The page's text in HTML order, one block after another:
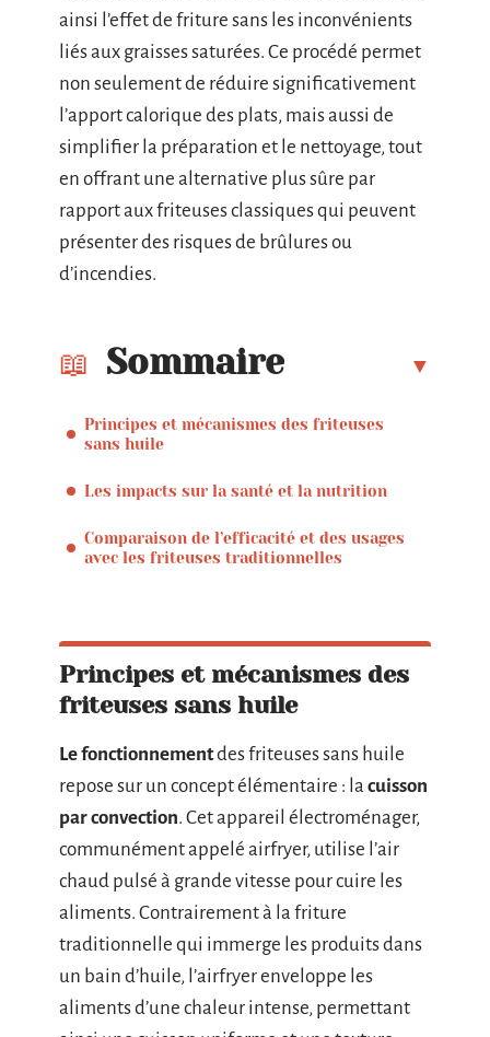
ainsi l’effet de friture sans les inconvénients
liés aux graisses saturées. Ce procédé permet
non seulement de réduire significativement
l’apport calorique des plats, mais aussi de
simplifier la préparation et le nettoyage, tout
en offrant une alternative plus sûre par
rapport aux friteuses classiques qui peuvent
présenter des risques de brûlures ou
d’incendies.
Sommaire
Principes et mécanismes des friteuses
sans huile
Les impacts sur la santé et la nutrition
Comparaison de l’efficacité et des usages
avec les friteuses traditionnelles
Principes et mécanismes des
friteuses sans huile
Le fonctionnementdes friteuses sans huile
repose sur un concept élémentaire : la cuisson
par convection. Cet appareil électroménager,
communément appelé airfryer, utilise l’air
chaud pulsé à grande vitesse pour cuire les
aliments. Contrairement à la friture
traditionnelle qui immerge les produits dans
un bain d’huile, l’airfryer enveloppe les
aliments d’une chaleur intense, permettant